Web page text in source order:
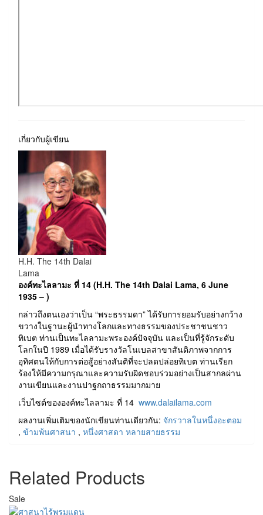
เกี่ยวกับผู้เขียน
H.H. The 14th Dalai
Lama
องค์ทะไลลามะ ที่ 14 (H.H. The 14th Dalai Lama, 6 June
1935 – )
กล่าวถึงตนเองว่าเป็น “พระธรรมดา” ได้รับการยอมรับอย่างกว้าง
ขวางในฐานะผู้นำทางโลกและทางธรรมของประชาชนชาว
ทิเบต ท่านเป็นทะไลลามะพระองค์ปัจจุบัน และเป็นที่รู้จักระดับ
โลกในปี 1989 เมื่อได้รับรางวัลโนเบลสาขาสันติภาพจากการ
อุทิศตนให้กับการต่อสู้อย่างสันติที่จะปลดปล่อยทิเบต ท่านเรียก
ร้องให้มีความกรุณาและความรับผิดชอบร่วมอย่างเป็นสากลผ่าน
งานเขียนและงานปาฐกถาธรรมมากมาย
เว็บไซต์ขององค์ทะไลลามะ ที่ 14 www.dalailama.com
ผลงานเพิ่มเติมของนักเขียนท่านเดียวกัน: จักรวาลในหนึ่งอะตอม
, ข้ามพ้นศาสนา , หนึ่งศาสดา หลายสายธรรม
Related Products
Sale